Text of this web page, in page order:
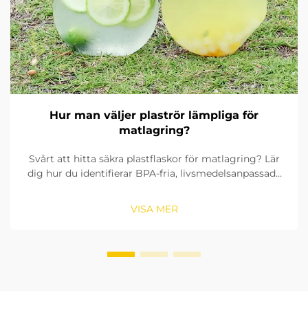
Hur man väljer plaströr lämpliga för
matlagring?
Svårt att hitta säkra plastflaskor för matlagring? Lär
dig hur du identifierar BPA-fria, livsmedelsanpassade
EU:s standarder. Läs nu.
VISA MER